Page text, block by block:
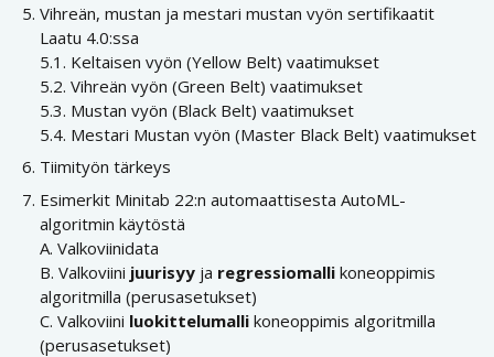
Vihreän, mustan ja mestari mustan vyön sertifikaatit
Laatu 4.0:ssa
5.1. Keltaisen vyön (Yellow Belt) vaatimukset
5.2. Vihreän vyön (Green Belt) vaatimukset
5.3. Mustan vyön (Black Belt) vaatimukset
5.4. Mestari Mustan vyön (Master Black Belt) vaatimukset
Tiimityön tärkeys
Esimerkit Minitab 22:n automaattisesta AutoML-
algoritmin käytöstä
A. Valkoviinidata
B. Valkoviini juurisyy ja regressiomalli koneoppimis
algoritmilla (perusasetukset)
C. Valkoviini luokittelumalli koneoppimis algoritmilla
(perusasetukset)